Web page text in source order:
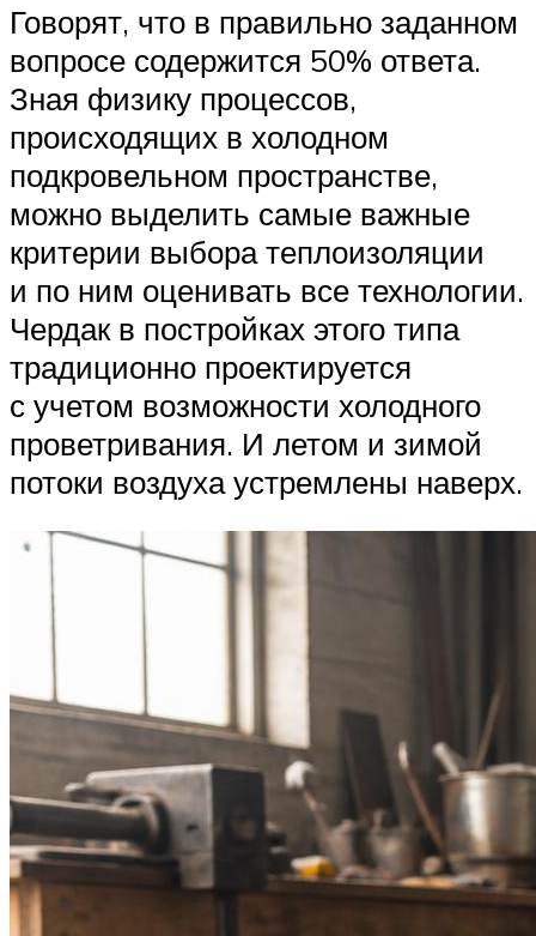
Говорят, что в правильно заданном
вопросе содержится 50% ответа.
Зная физику процессов,
происходящих в холодном
подкровельном пространстве,
можно выделить самые важные
критерии выбора теплоизоляции
и по ним оценивать все технологии.
Чердак в постройках этого типа
традиционно проектируется
с учетом возможности холодного
проветривания. И летом и зимой
потоки воздуха устремлены наверх.